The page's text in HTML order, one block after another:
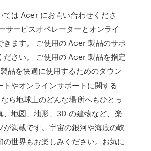
ては Acer にお問い合わせくださ
サービスオペレーターとオンライ
きます。 ご使用の Acer 製品のサポ
ださい。 ご使用の Acer 製品を指定
品を快適に使用するためのダウン
トやオンラインサポートに関する
ら地球上のどんな場所へもひとっ
、地図、地形、3D の建物など、楽
が満載です。宇宙の銀河や海底の峡
の世界もお楽しみください。お気に